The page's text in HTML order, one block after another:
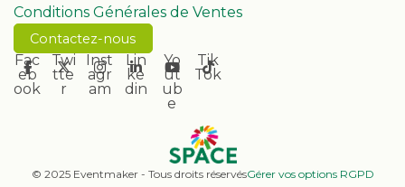
Conditions Générales de Ventes
Contactez-nous
Fac
eb
ook
Twi
tte
r
Inst
agr
am
Lin
ke
din
Yo
ut
ub
e
Tik
Tok
© 2025 Eventmaker - Tous droits réservésGérer vos options RGPD